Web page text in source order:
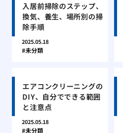
入居前掃除のステップ、
換気、養生、場所別の掃
除手順
2025.05.18
未分類
エアコンクリーニングの
DIY、自分でできる範囲
と注意点
2025.05.18
未分類